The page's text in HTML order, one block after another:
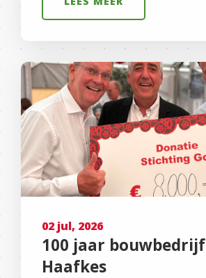
02 jul, 2026
100 jaar bouwbedrijf
Haafkes